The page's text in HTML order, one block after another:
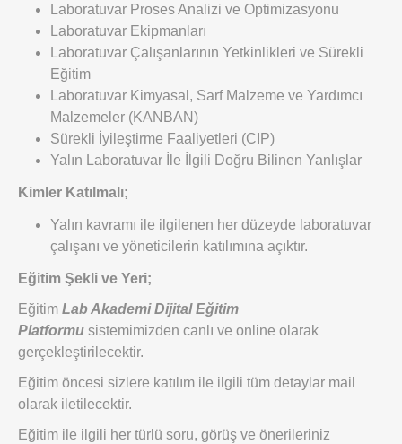
Laboratuvar Proses Analizi ve Optimizasyonu
Laboratuvar Ekipmanları
Laboratuvar Çalışanlarının Yetkinlikleri ve Sürekli
Eğitim
Laboratuvar Kimyasal, Sarf Malzeme ve Yardımcı
Malzemeler (KANBAN)
Sürekli İyileştirme Faaliyetleri (CIP)
Yalın Laboratuvar İle İlgili Doğru Bilinen Yanlışlar
Kimler Katılmalı;
Yalın kavramı ile ilgilenen her düzeyde laboratuvar
çalışanı ve yöneticilerin katılımına açıktır.
Eğitim Şekli ve Yeri;
Eğitim Lab Akademi Dijital Eğitim
Platformu sistemimizden canlı ve online olarak
gerçekleştirilecektir.
Eğitim öncesi sizlere katılım ile ilgili tüm detaylar mail
olarak iletilecektir.
Eğitim ile ilgili her türlü soru, görüş ve önerileriniz